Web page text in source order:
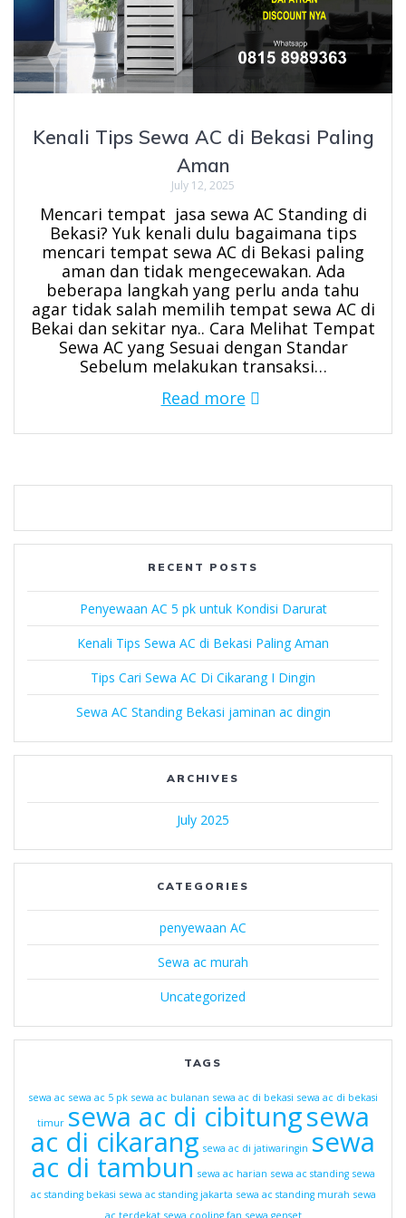
Kenali Tips Sewa AC di Bekasi Paling
Aman
July 12, 2025
Mencari tempat jasa sewa AC Standing di
Bekasi? Yuk kenali dulu bagaimana tips
mencari tempat sewa AC di Bekasi paling
aman dan tidak mengecewakan. Ada
beberapa langkah yang perlu anda tahu
agar tidak salah memilih tempat sewa AC di
Bekai dan sekitar nya.. Cara Melihat Tempat
Sewa AC yang Sesuai dengan Standar
Sebelum melakukan transaksi…
Read more
RECENT POSTS
Penyewaan AC 5 pk untuk Kondisi Darurat
Kenali Tips Sewa AC di Bekasi Paling Aman
Tips Cari Sewa AC Di Cikarang I Dingin
Sewa AC Standing Bekasi jaminan ac dingin
ARCHIVES
July 2025
CATEGORIES
penyewaan AC
Sewa ac murah
Uncategorized
TAGS
sewa ac sewa ac 5 pk sewa ac bulanan sewa ac di bekasi sewa ac di bekasi
timur sewa ac di cibitungsewa
ac di cikarang sewa ac di jatiwaringin sewa
ac di tambun sewa ac harian sewa ac standing sewa
ac standing bekasi sewa ac standing jakarta sewa ac standing murah sewa
ac terdekat sewa cooling fan sewa genset